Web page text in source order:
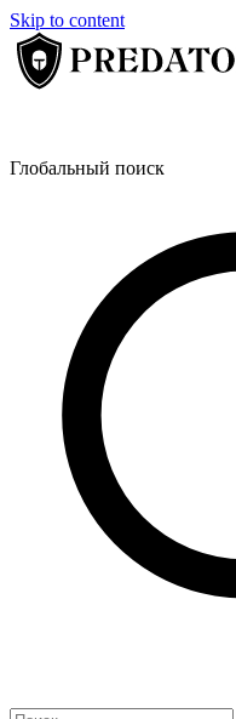
Skip to content
Глобальный поиск